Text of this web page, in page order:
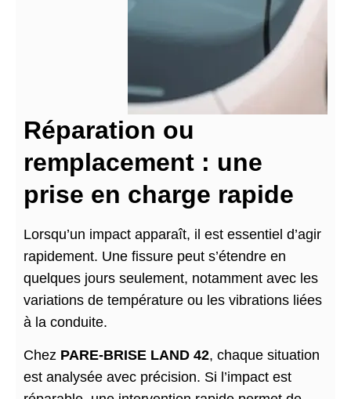
Réparation ou
remplacement : une
prise en charge rapide
Lorsqu’un impact apparaît, il est essentiel d’agir
rapidement. Une fissure peut s’étendre en
quelques jours seulement, notamment avec les
variations de température ou les vibrations liées
à la conduite.
Chez PARE-BRISE LAND 42, chaque situation
est analysée avec précision. Si l’impact est